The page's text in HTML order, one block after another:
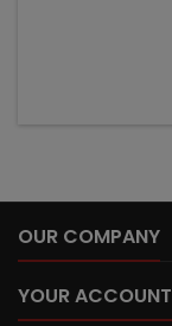
OUR COMPANY
YOUR ACCOUNT